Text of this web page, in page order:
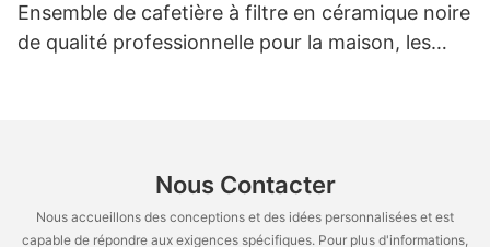
Ensemble de cafetière à filtre en céramique noire
de qualité professionnelle pour la maison, les
Nous Contacter
Nous accueillons des conceptions et des idées personnalisées et est
capable de répondre aux exigences spécifiques. Pour plus d'informations,